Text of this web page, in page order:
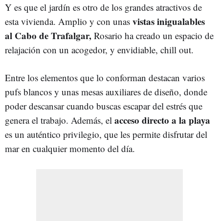
Y es que el jardín es otro de los grandes atractivos de
esta vivienda. Amplio y con unas vistas inigualables
al Cabo de Trafalgar, Rosario ha creado un espacio de
relajación con un acogedor, y envidiable, chill out.
Entre los elementos que lo conforman destacan varios
pufs blancos y unas mesas auxiliares de diseño, donde
poder descansar cuando buscas escapar del estrés que
genera el trabajo. Además, el acceso directo a la playa
es un auténtico privilegio, que les permite disfrutar del
mar en cualquier momento del día.